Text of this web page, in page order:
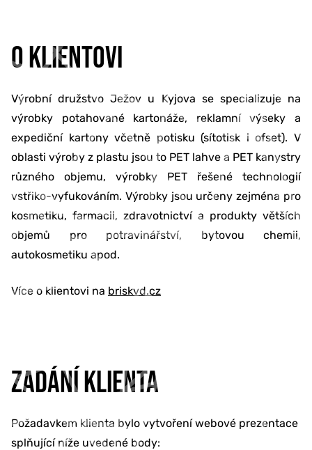
O KLIENTOVI
Výrobní družstvo Ježov u Kyjova se specializuje na
výrobky potahované kartonáže, reklamní výseky a
expediční kartony včetně potisku (sítotisk i ofset). V
oblasti výroby z plastu jsou to PET lahve a PET kanystry
různého objemu, výrobky PET řešené technologií
vstřiko-vyfukováním. Výrobky jsou určeny zejména pro
kosmetiku, farmacii, zdravotnictví a produkty větších
objemů pro potravinářství, bytovou chemii,
autokosmetiku apod.
Více o klientovi na briskvd.cz
ZADÁNÍ KLIENTA
Požadavkem klienta bylo vytvoření webové prezentace
splňující níže uvedené body: